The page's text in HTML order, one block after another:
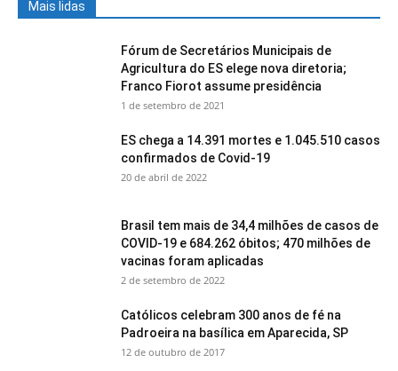
Mais lidas
Fórum de Secretários Municipais de
Agricultura do ES elege nova diretoria;
Franco Fiorot assume presidência
1 de setembro de 2021
ES chega a 14.391 mortes e 1.045.510 casos
confirmados de Covid-19
20 de abril de 2022
Brasil tem mais de 34,4 milhões de casos de
COVID-19 e 684.262 óbitos; 470 milhões de
vacinas foram aplicadas
2 de setembro de 2022
Católicos celebram 300 anos de fé na
Padroeira na basílica em Aparecida, SP
12 de outubro de 2017